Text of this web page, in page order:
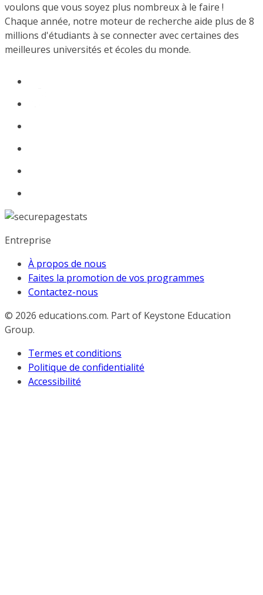
voulons que vous soyez plus nombreux à le faire !
Chaque année, notre moteur de recherche aide plus de 8
millions d'étudiants à se connecter avec certaines des
meilleures universités et écoles du monde.
Entreprise
À propos de nous
Faites la promotion de vos programmes
Contactez-nous
© 2026 educations.com. Part of Keystone Education
Group.
Termes et conditions
Politique de confidentialité
Accessibilité